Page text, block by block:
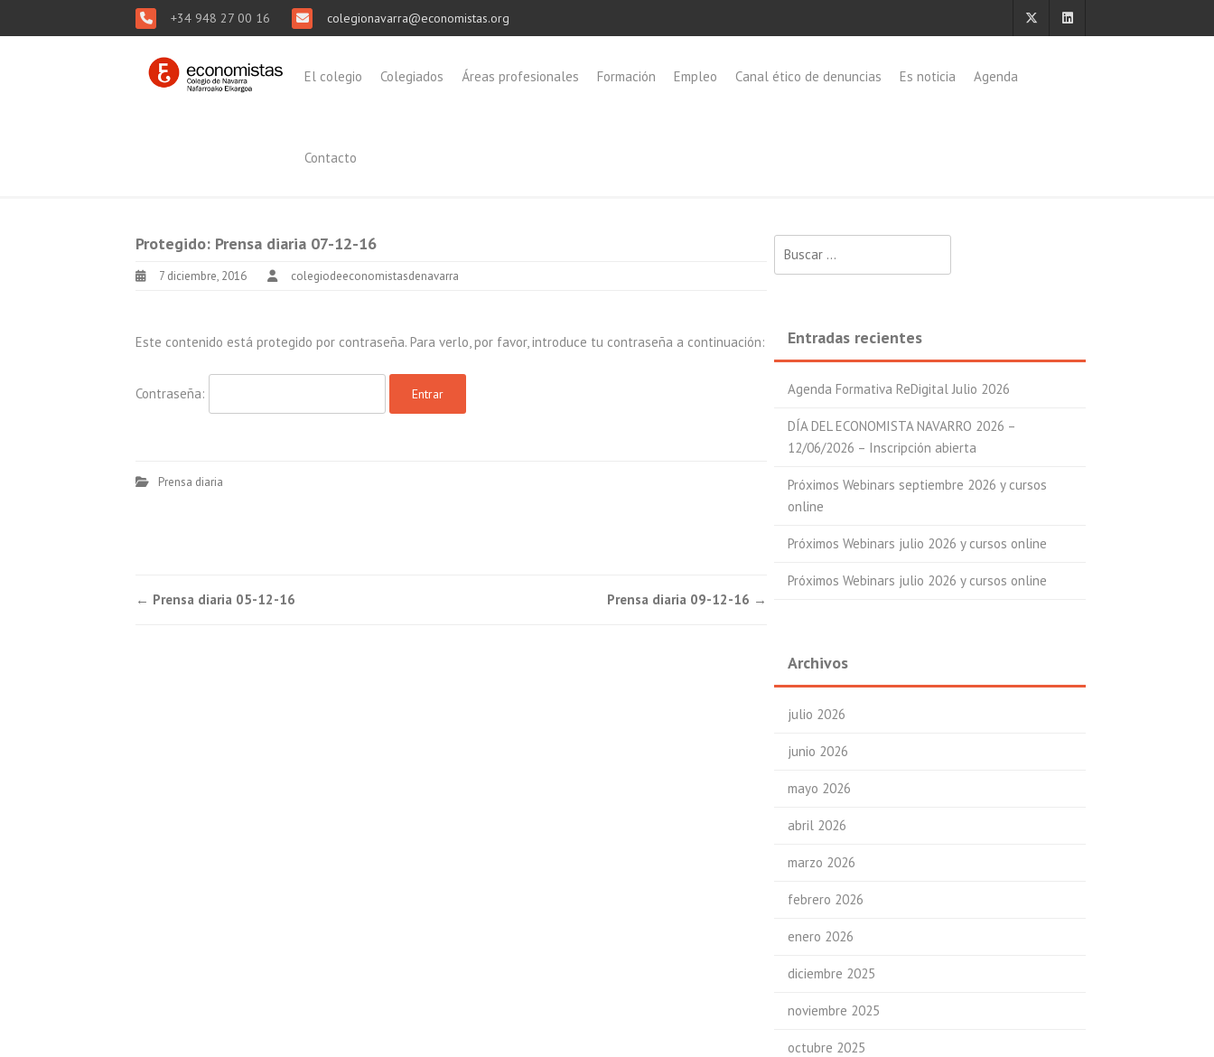
+34 948 27 00 16 colegionavarra@economistas.org
El colegio Colegiados Áreas profesionales Formación Empleo Canal ético de denuncias Es noticia Agenda
Contacto
Protegido: Prensa diaria 07-12-16
7 diciembre, 2016 colegiodeeconomistasdenavarra
Este contenido está protegido por contraseña. Para verlo, por favor, introduce tu contraseña a continuación:
Contraseña:
Prensa diaria
Post
← Prensa diaria 05-12-16 Prensa diaria 09-12-16 →
Entradas recientes
Agenda Formativa ReDigital Julio 2026
DÍA DEL ECONOMISTA NAVARRO 2026 –
12/06/2026 – Inscripción abierta
Próximos Webinars septiembre 2026 y cursos
online
Próximos Webinars julio 2026 y cursos online
Próximos Webinars julio 2026 y cursos online
Archivos
julio 2026
junio 2026
mayo 2026
abril 2026
marzo 2026
febrero 2026
enero 2026
diciembre 2025
noviembre 2025
octubre 2025